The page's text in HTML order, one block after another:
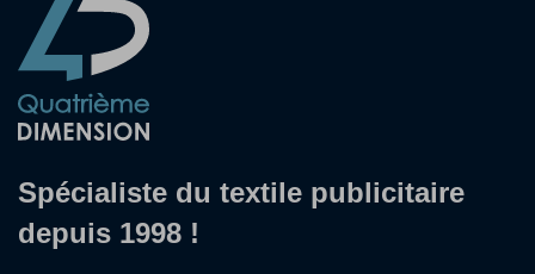
Spécialiste du textile publicitaire
depuis 1998 !